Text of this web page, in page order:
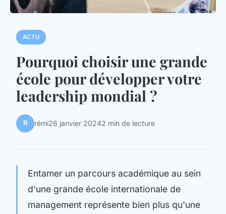
ACTU
Pourquoi choisir une grande
école pour développer votre
leadership mondial ?
R rémi26 janvier 20242 min de lecture
Entamer un parcours académique au sein
d'une grande école internationale de
management représente bien plus qu'une